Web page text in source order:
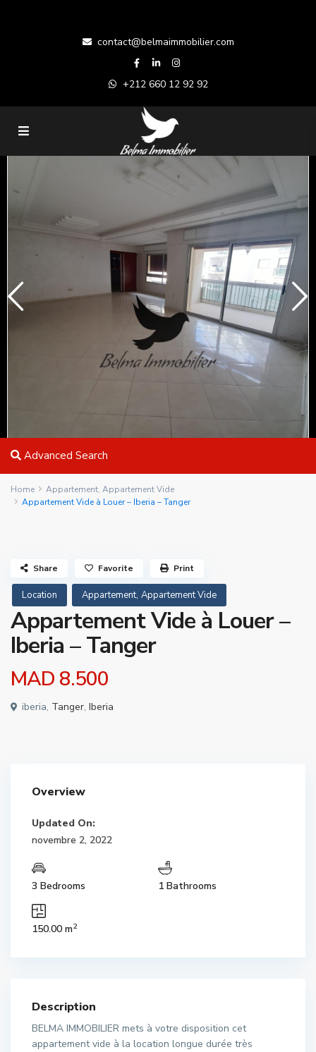
contact@belmaimmobilier.com
+212 660 12 92 92
Advanced Search
Home Appartement, Appartement Vide
Appartement Vide à Louer – Iberia – Tanger
Location Appartement, Appartement Vide
Appartement Vide à Louer –
Iberia – Tanger
MAD 8.500
iberia, Tanger, Iberia
Share Favorite Print
Overview
Updated On:
novembre 2, 2022
3 Bedrooms 1 Bathrooms
150.00 m2
Description
BELMA IMMOBILIER mets à votre disposition cet
appartement vide à la location longue durée très